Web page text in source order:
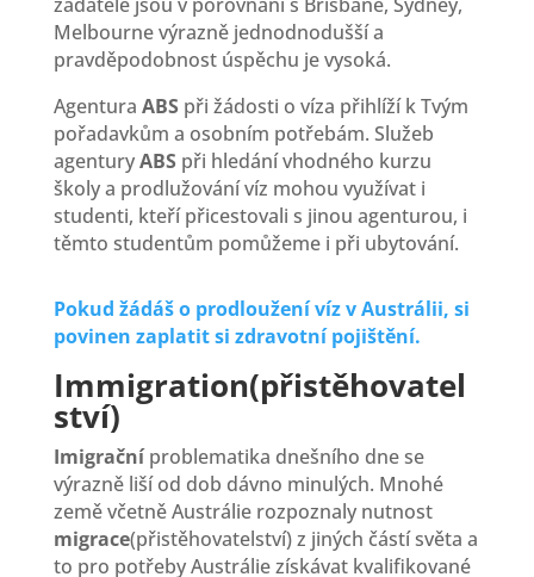
Melbourne výrazně jednodnodušší a
pravděpodobnost úspěchu je vysoká.
Agentura ABSpři žádosti o víza přihlíží k Tvým
pořadavkům a osobním potřebám. Služeb
agenturyABSpři hledání vhodného kurzu
školy a prodlužování víz mohou využívat i
studenti, kteří přicestovali s jinou agenturou, i
těmto studentům pomůžeme i při ubytování.
Pokud žádáš o prodloužení víz v Austrálii, si
povinen zaplatit si zdravotní pojištění.
Immigration(přistěhovatel
ství)
Imigračníproblematika dnešního dne se
výrazně liší od dob dávno minulých. Mnohé
země včetně Austrálie rozpoznaly nutnost
migrace(přistěhovatelství) z jiných částí světa a
to pro potřeby Austrálie získávat kvalifikované